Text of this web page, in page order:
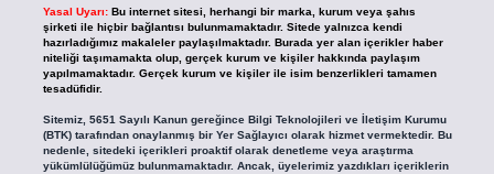
Yasal Uyarı: Bu internet sitesi, herhangi bir marka, kurum veya şahıs
şirketi ile hiçbir bağlantısı bulunmamaktadır. Sitede yalnızca kendi
hazırladığımız makaleler paylaşılmaktadır. Burada yer alan içerikler haber
niteliği taşımamakta olup, gerçek kurum ve kişiler hakkında paylaşım
yapılmamaktadır. Gerçek kurum ve kişiler ile isim benzerlikleri tamamen
tesadüfidir.
Sitemiz, 5651 Sayılı Kanun gereğince Bilgi Teknolojileri ve İletişim Kurumu
(BTK) tarafından onaylanmış bir Yer Sağlayıcı olarak hizmet vermektedir. Bu
nedenle, sitedeki içerikleri proaktif olarak denetleme veya araştırma
yükümlülüğümüz bulunmamaktadır. Ancak, üyelerimiz yazdıkları içeriklerin